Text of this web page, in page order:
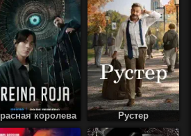
королева Рустер